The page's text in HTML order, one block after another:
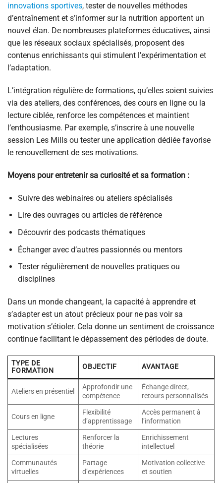
innovations sportives, tester de nouvelles méthodes
d’entraînement et s’informer sur la nutrition apportent un
nouvel élan. De nombreuses plateformes éducatives, ainsi
que les réseaux sociaux spécialisés, proposent des
contenus enrichissants qui stimulent l’expérimentation et
l’adaptation.
L’intégration régulière de formations, qu’elles soient suivies
via des ateliers, des conférences, des cours en ligne ou la
lecture ciblée, renforce les compétences et maintient
l’enthousiasme. Par exemple, s’inscrire à une nouvelle
session Les Mills ou tester une application dédiée favorise
le renouvellement de ses motivations.
Moyens pour entretenir sa curiosité et sa formation :
Suivre des webinaires ou ateliers spécialisés
Lire des ouvrages ou articles de référence
Découvrir des podcasts thématiques
Échanger avec d’autres passionnés ou mentors
Tester régulièrement de nouvelles pratiques ou
disciplines
Dans un monde changeant, la capacité à apprendre et
s’adapter est un atout précieux pour ne pas voir sa
motivation s’étioler. Cela donne un sentiment de croissance
continue facilitant le dépassement des périodes de doute.
TYPE DE
FORMATION
OBJECTIF AVANTAGE
Ateliers en présentiel
Approfondir une
compétence
Échange direct,
retours personnalisés
Cours en ligne
Flexibilité
d’apprentissage
Accès permanent à
l’information
Lectures
spécialisées
Renforcer la
théorie
Enrichissement
intellectuel
Communautés
virtuelles
Partage
d’expériences
Motivation collective
et soutien